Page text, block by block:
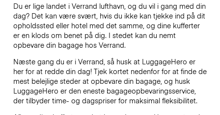
Du er lige landet i Verrand lufthavn, og du vil i gang med din
dag? Det kan være svært, hvis du ikke kan tjekke ind på dit
opholdssted eller hotel med det samme, og dine kufferter
er en klods om benet på dig. I stedet kan du nemt
opbevare din bagage hos Verrand.
Næste gang du er i Verrand, så husk at LuggageHero er
her for at redde din dag! Tjek kortet nedenfor for at finde de
mest belejlige steder at opbevare din bagage, og husk
LuggageHero er den eneste bagageopbevaringsservice,
der tilbyder time- og dagspriser for maksimal fleksibilitet.